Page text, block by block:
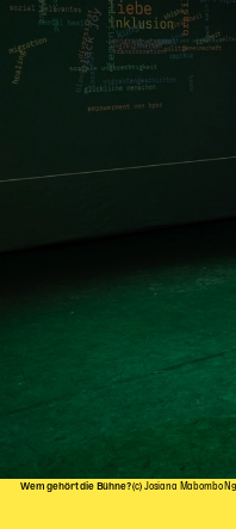
Wem gehört die Bühne?(c) Josiana Mabombo